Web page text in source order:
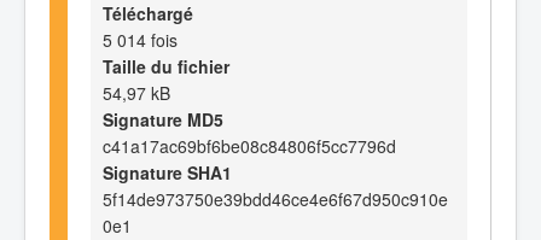
Téléchargé
5 014 fois
Taille du fichier
54,97 kB
Signature MD5
c41a17ac69bf6be08c84806f5cc7796d
Signature SHA1
5f14de973750e39bdd46ce4e6f67d950c910e
0e1